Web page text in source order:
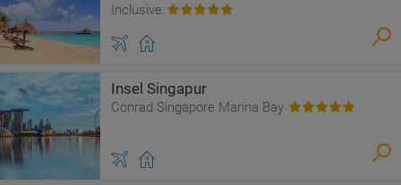
Inclusive
Insel Singapur
Conrad Singapore Marina Bay